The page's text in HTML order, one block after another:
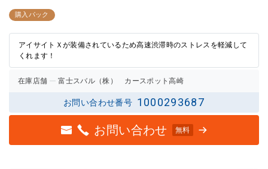
購入パック
アイサイトＸが装備されているため高速渋滞時のストレスを軽減して
くれます！
在庫店舗 富士スバル（株） カースポット高崎
お問い合わせ番号 1000293687
お問い合わせ 無料